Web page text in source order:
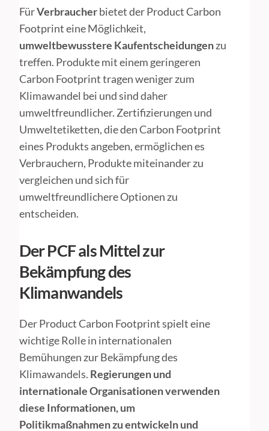
FürVerbraucherbietet der Product Carbon
Footprint eine Möglichkeit,
umweltbewusstere Kaufentscheidungenzu
treffen. Produkte mit einem geringeren
Carbon Footprint tragen weniger zum
Klimawandel bei und sind daher
umweltfreundlicher. Zertifizierungen und
Umweltetiketten, die den Carbon Footprint
eines Produkts angeben, ermöglichen es
Verbrauchern, Produkte miteinander zu
vergleichen und sich für
umweltfreundlichere Optionen zu
entscheiden.
Der PCF als Mittel zur
Bekämpfung des
Klimanwandels
Der Product Carbon Footprint spielt eine
wichtige Rolle in internationalen
Bemühungen zur Bekämpfung des
Klimawandels. Regierungen und
internationale Organisationen verwenden
diese Informationen, um
Politikmaßnahmen zu entwickeln und